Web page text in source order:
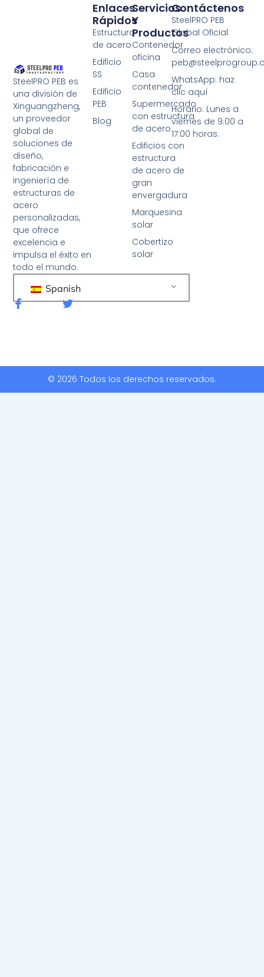
SteelPRO PEB es
una división de
Xinguangzheng,
un proveedor
global de
soluciones de
diseño,
fabricación e
ingeniería de
estructuras de
acero
personalizadas,
que ofrece
excelencia e
impulsa el éxito en
todo el mundo.
Spanish
F
a
o
G
Servicios
Y
Productos
Contenedor
oficina
Casa
contenedor
Supermercado
con estructura
de acero
Edificios con
estructura
de acero de
gran
envergadura
Marquesina
solar
Cobertizo
solar
Enlaces
Rápidos
Estructura
de acero
Edificio
SS
Edificio
PEB
Blog
Contáctenos
SteelPRO PEB
Global Oficial
Correo electrónico:
WhatsApp: haz
clic aquí
Horario: Lunes a
viernes de 9:00 a
17:00 horas.
© 2026 Todos los derechos reservados.